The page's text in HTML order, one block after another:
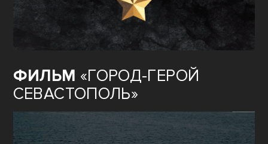
ФИЛЬМ «ГОРОД-ГЕРОЙ
СЕВАСТОПОЛЬ»